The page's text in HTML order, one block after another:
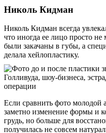
Николь Кидман
Николь Кидман всегда
что иногда ее лицо просто
были закачаны в губы, а
делала хейлопластику.
Если сравнить фото
заметно изменение формы и
грудь, но больше для
получилась не совсем